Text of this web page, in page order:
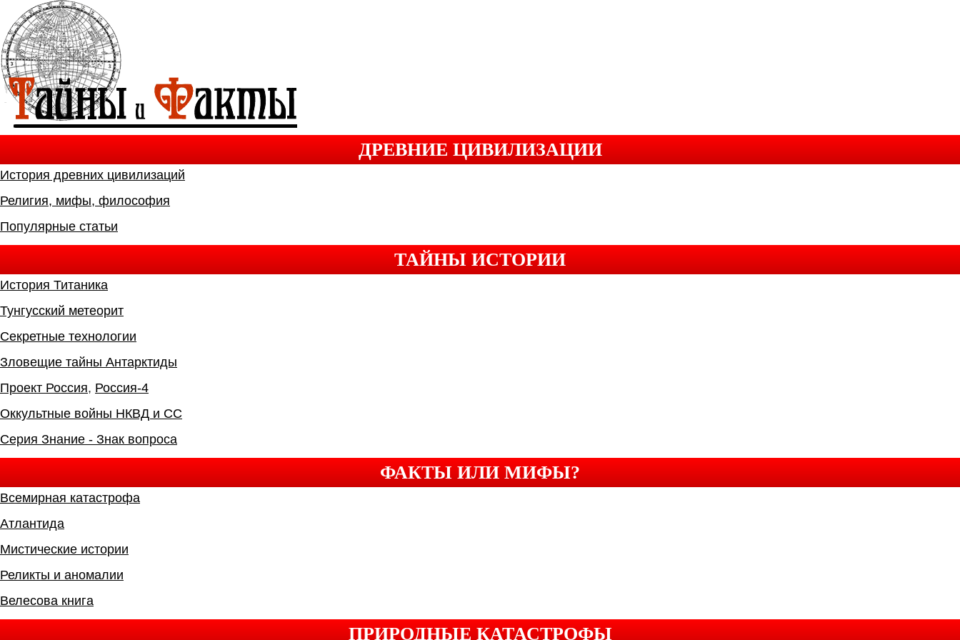
ДРЕВНИЕ ЦИВИЛИЗАЦИИ
История древних цивилизаций
Религия, мифы, философия
Популярные статьи
ТАЙНЫ ИСТОРИИ
История Титаника
Тунгусский метеорит
Секретные технологии
Зловещие тайны Антарктиды
Проект Россия, Россия-4
Оккультные войны НКВД и СС
Серия Знание - Знак вопроса
ФАКТЫ ИЛИ МИФЫ?
Всемирная катастрофа
Атлантида
Мистические истории
Реликты и аномалии
Велесова книга
ПРИРОДНЫЕ КАТАСТРОФЫ